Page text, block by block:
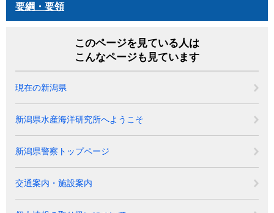
要綱・要領
このページを見ている人は
こんなページも見ています
現在の新潟県
新潟県水産海洋研究所へようこそ
新潟県警察トップページ
交通案内・施設案内